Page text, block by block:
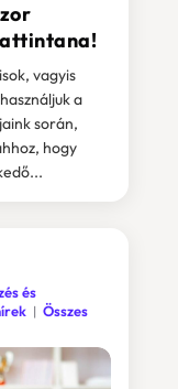
vagyis
a
során,
hogy
és
Összes